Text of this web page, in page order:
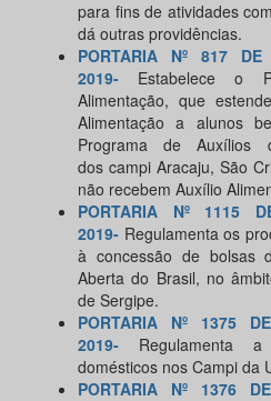
para fins de atividades
dá outras providências.
PORTARIA Nº 817
2019- Estabelece o
Alimentação, que
Alimentação a alunos
Programa de Auxílios
dos campi Aracaju, São
não recebem Auxílio
PORTARIA Nº 1115
2019- Regulamenta os
à concessão de bolsas
Aberta do Brasil, no
de Sergipe.
PORTARIA Nº 1375
2019- Regulamenta
domésticos nos Campi da
PORTARIA Nº 1376